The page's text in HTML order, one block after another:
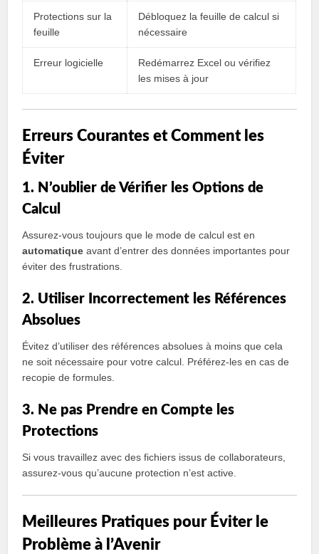
Protections sur la
feuille
Débloquez la feuille de calcul si
nécessaire
Erreur logicielle
Redémarrez Excel ou vérifiez
les mises à jour
Erreurs Courantes et Comment les
Éviter
1. N’oublier de Vérifier les Options de
Calcul
Assurez-vous toujours que le mode de calcul est en
automatique avant d’entrer des données importantes pour
éviter des frustrations.
2. Utiliser Incorrectement les Références
Absolues
Évitez d’utiliser des références absolues à moins que cela
ne soit nécessaire pour votre calcul. Préférez-les en cas de
recopie de formules.
3. Ne pas Prendre en Compte les
Protections
Si vous travaillez avec des fichiers issus de collaborateurs,
assurez-vous qu’aucune protection n’est active.
Meilleures Pratiques pour Éviter le
Problème à l’Avenir